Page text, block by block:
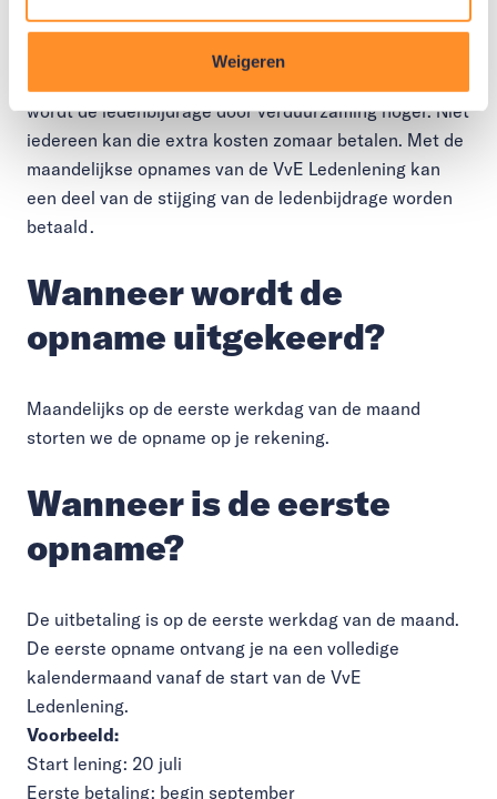
Weigeren
Het verduurzamen van een gebouw kost geld. Dat
wordt de ledenbijdrage door verduurzaming hoger. Niet
iedereen kan die extra kosten zomaar betalen. Met de
maandelijkse opnames van de VvE Ledenlening kan
een deel van de stijging van de ledenbijdrage worden
betaald .
Wanneer wordt de
opname uitgekeerd?
Maandelijks op de eerste werkdag van de maand
storten we de opname op je rekening.
Wanneer is de eerste
opname?
De uitbetaling is op de eerste werkdag van de maand.
De eerste opname ontvang je na een volledige
kalendermaand vanaf de start van de VvE
Ledenlening.
Voorbeeld:
Start lening: 20 juli
Eerste betaling: begin september